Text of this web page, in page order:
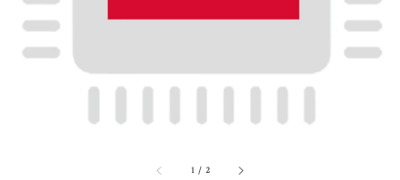
1 / 2